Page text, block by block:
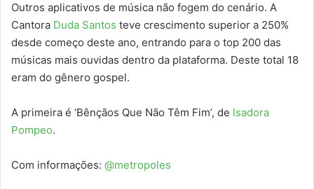
Outros aplicativos de música não fogem do cenário. A
Cantora Duda Santos teve crescimento superior a 250%
desde começo deste ano, entrando para o top 200 das
músicas mais ouvidas dentro da plataforma. Deste total 18
eram do gênero gospel.
A primeira é ‘Bênçãos Que Não Têm Fim’, de Isadora
Pompeo.
Com informações: @metropoles